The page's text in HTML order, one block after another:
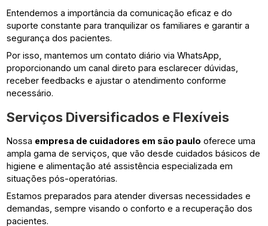
Entendemos a importância da comunicação eficaz e do
suporte constante para tranquilizar os familiares e garantir a
segurança dos pacientes.
Por isso, mantemos um contato diário via WhatsApp,
proporcionando um canal direto para esclarecer dúvidas,
receber feedbacks e ajustar o atendimento conforme
necessário.
Serviços Diversificados e Flexíveis
Nossa empresa de cuidadores em são paulo oferece uma
ampla gama de serviços, que vão desde cuidados básicos de
higiene e alimentação até assistência especializada em
situações pós-operatórias.
Estamos preparados para atender diversas necessidades e
demandas, sempre visando o conforto e a recuperação dos
pacientes.